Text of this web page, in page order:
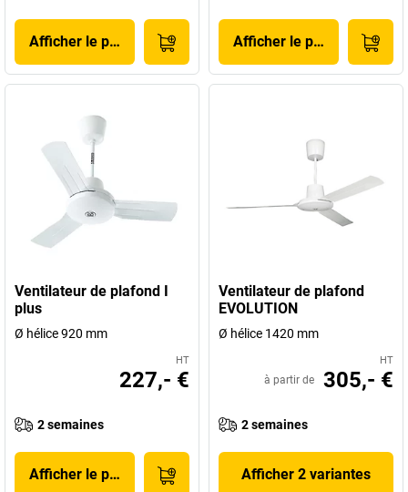
Afficher le produit Afficher le produit
Ventilateur de plafond I
plus
Ø hélice 920 mm
HT
227,- €
2 semaines
Afficher le produit
Ventilateur de plafond
EVOLUTION
Ø hélice 1420 mm
HT
à partir de 305,- €
2 semaines
Afficher 2 variantes